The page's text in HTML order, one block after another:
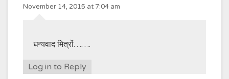
November 14, 2015 at 7:04 am
धन्यवाद मित्रों…….
Log in to Reply